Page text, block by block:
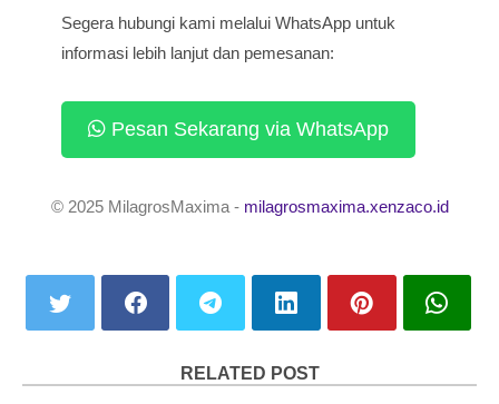
Segera hubungi kami melalui WhatsApp untuk
informasi lebih lanjut dan pemesanan:
Pesan Sekarang via WhatsApp
© 2025 MilagrosMaxima - milagrosmaxima.xenzaco.id
RELATED POST